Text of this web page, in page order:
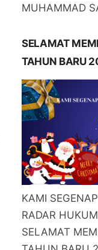
MUHAMMAD
SELAMAT
TAHUN BARU
KAMI
RADAR
SELAMAT